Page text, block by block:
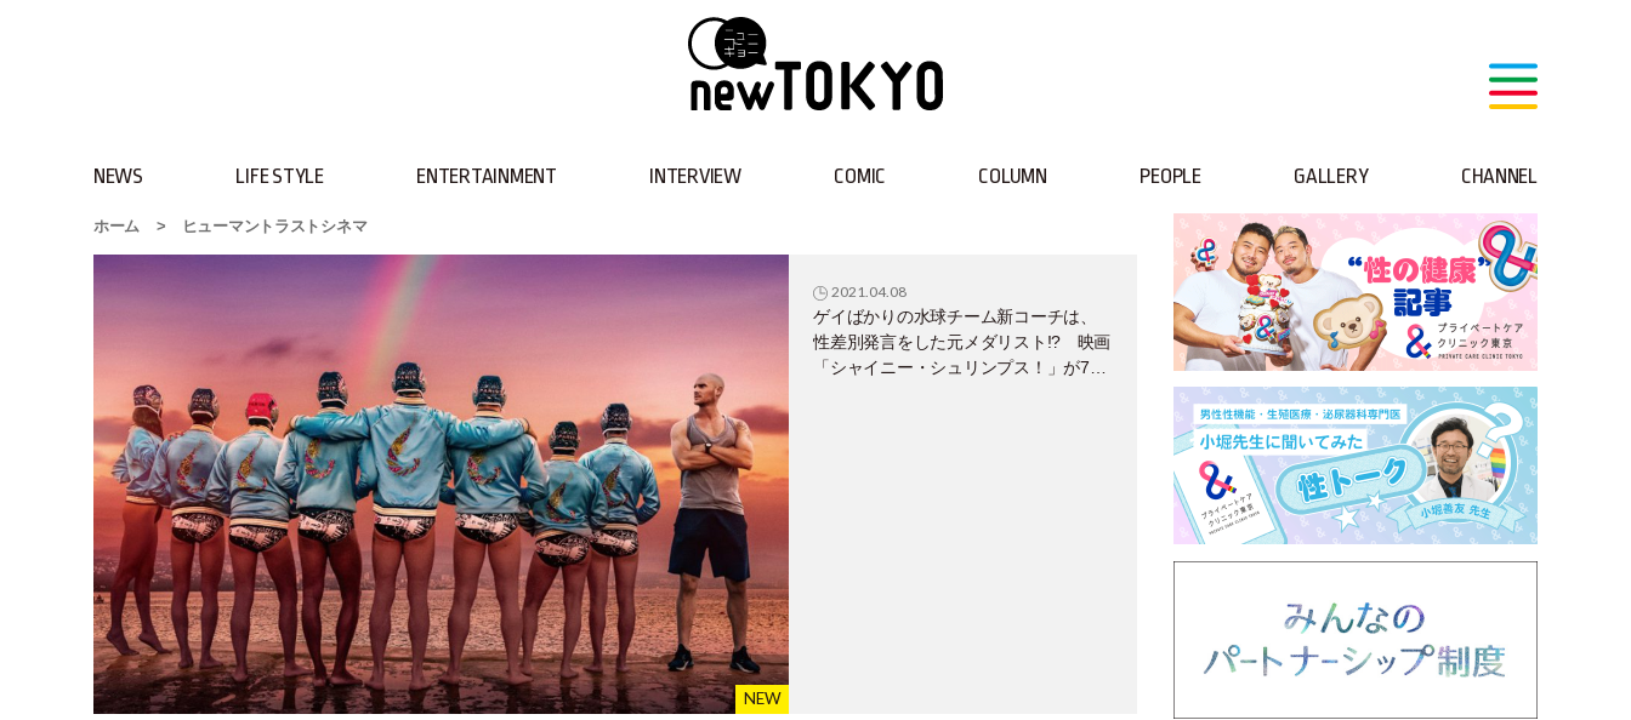
NEWS LIFE STYLE ENTERTAINMENT INTERVIEW COMIC COLUMN PEOPLE GALLERY CHANNEL
ホーム > ヒューマントラストシネマ
2021.04.08
ゲイばかりの水球チーム新コーチは、
性差別発言をした元メダリスト!? 映画
「シャイニー・シュリンプス！」が7月